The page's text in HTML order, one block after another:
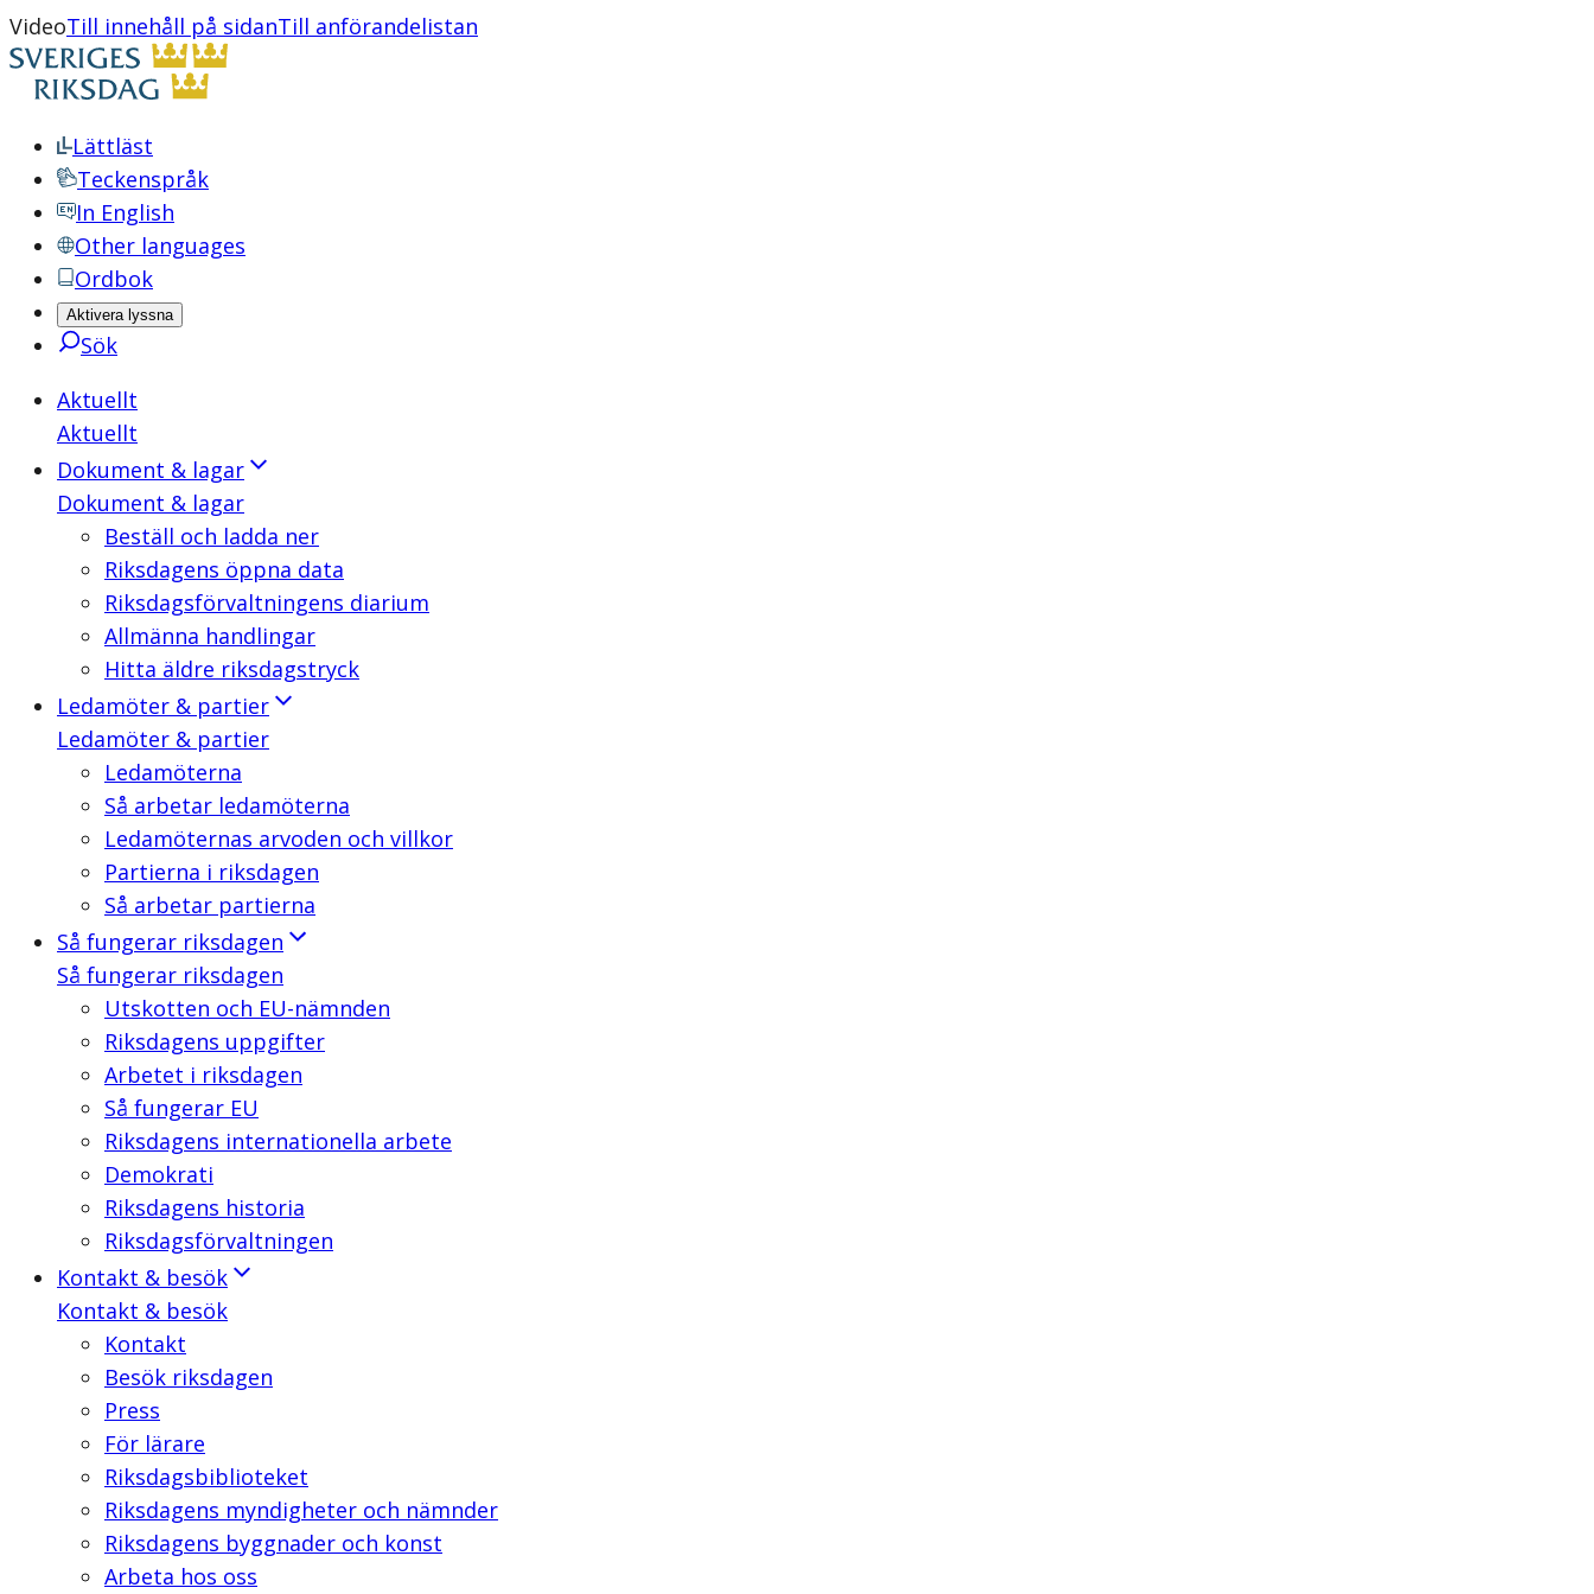
VideoTill innehåll på sidanTill anförandelistan
Lättläst
Teckenspråk
In English
Other languages
Ordbok
Aktivera lyssna
Sök
Aktuellt
Aktuellt
Dokument & lagar
Dokument & lagar
Beställ och ladda ner
Riksdagens öppna data
Riksdagsförvaltningens diarium
Allmänna handlingar
Hitta äldre riksdagstryck
Ledamöter & partier
Ledamöter & partier
Ledamöterna
Så arbetar ledamöterna
Ledamöternas arvoden och villkor
Partierna i riksdagen
Så arbetar partierna
Så fungerar riksdagen
Så fungerar riksdagen
Utskotten och EU-nämnden
Riksdagens uppgifter
Arbetet i riksdagen
Så fungerar EU
Riksdagens internationella arbete
Demokrati
Riksdagens historia
Riksdagsförvaltningen
Kontakt & besök
Kontakt & besök
Kontakt
Besök riksdagen
Press
För lärare
Riksdagsbiblioteket
Riksdagens myndigheter och nämnder
Riksdagens byggnader och konst
Arbeta hos oss